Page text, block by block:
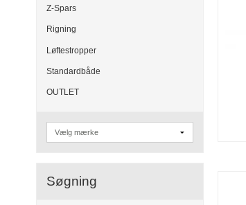
Z-Spars
Rigning
Løftestropper
Standardbåde
OUTLET
Søgning